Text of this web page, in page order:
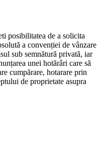
posibilitatea de a solicita
a convenției de vânzare
sub semnătură privată, iar
unei hotărâri care să
cumpărare, hotarare prin
de proprietate asupra